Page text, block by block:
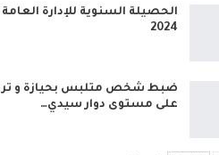
الحصيلة السنوية للإدارة
2024
ضبط شخص متلبس بحيازة و
على مستوى دوار سيدي…